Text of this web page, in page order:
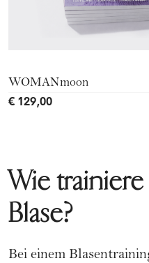
WOMANmoon
€ 129,00
Wie
Blase?
Bei einem